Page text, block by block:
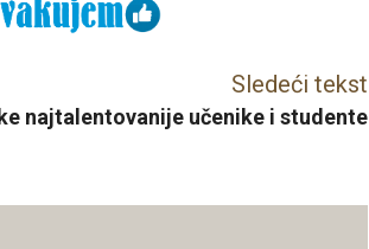
Sledeći tekst
najtalentovanije učenike i studente